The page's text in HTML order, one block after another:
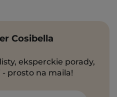
Cosibella
eksperckie porady,
prosto na maila!